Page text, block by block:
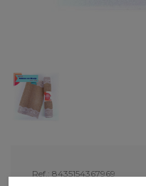
Ref.: 8435154367969